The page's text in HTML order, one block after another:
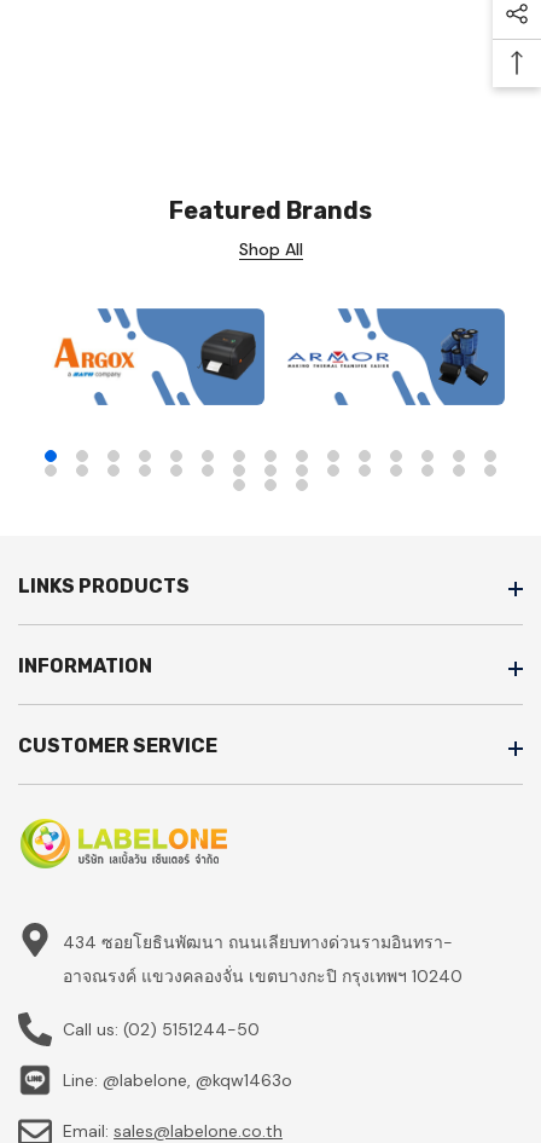
Featured Brands
Shop All
LINKS PRODUCTS
INFORMATION
CUSTOMER SERVICE
434 ซอยโยธินพัฒนา ถนนเลียบทางด่วนรามอินทรา-
อาจณรงค์ แขวงคลองจั่น เขตบางกะปิ กรุงเทพฯ 10240
Call us: (02) 5151244-50
Line: @labelone, @kqw1463o
Email: sales@labelone.co.th